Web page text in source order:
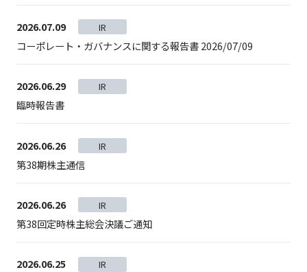
2026.07.09 IR
コーポレート・ガバナンスに関する報告書 2026/07/09
2026.06.29 IR
臨時報告書
2026.06.26 IR
第38期株主通信
2026.06.26 IR
第38回定時株主総会決議ご通知
2026.06.25 IR